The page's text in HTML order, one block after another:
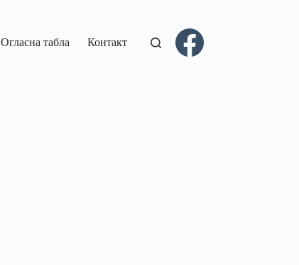
Огласна табла Контакт